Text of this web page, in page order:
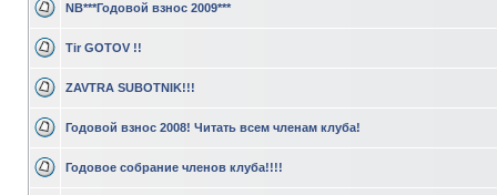
NB***Годовой взнос 2009***
Tir GOTOV !!
ZAVTRA SUBOTNIK!!!
Годовой взнос 2008! Читать всем членам клуба!
Годовое собрание членов клуба!!!!